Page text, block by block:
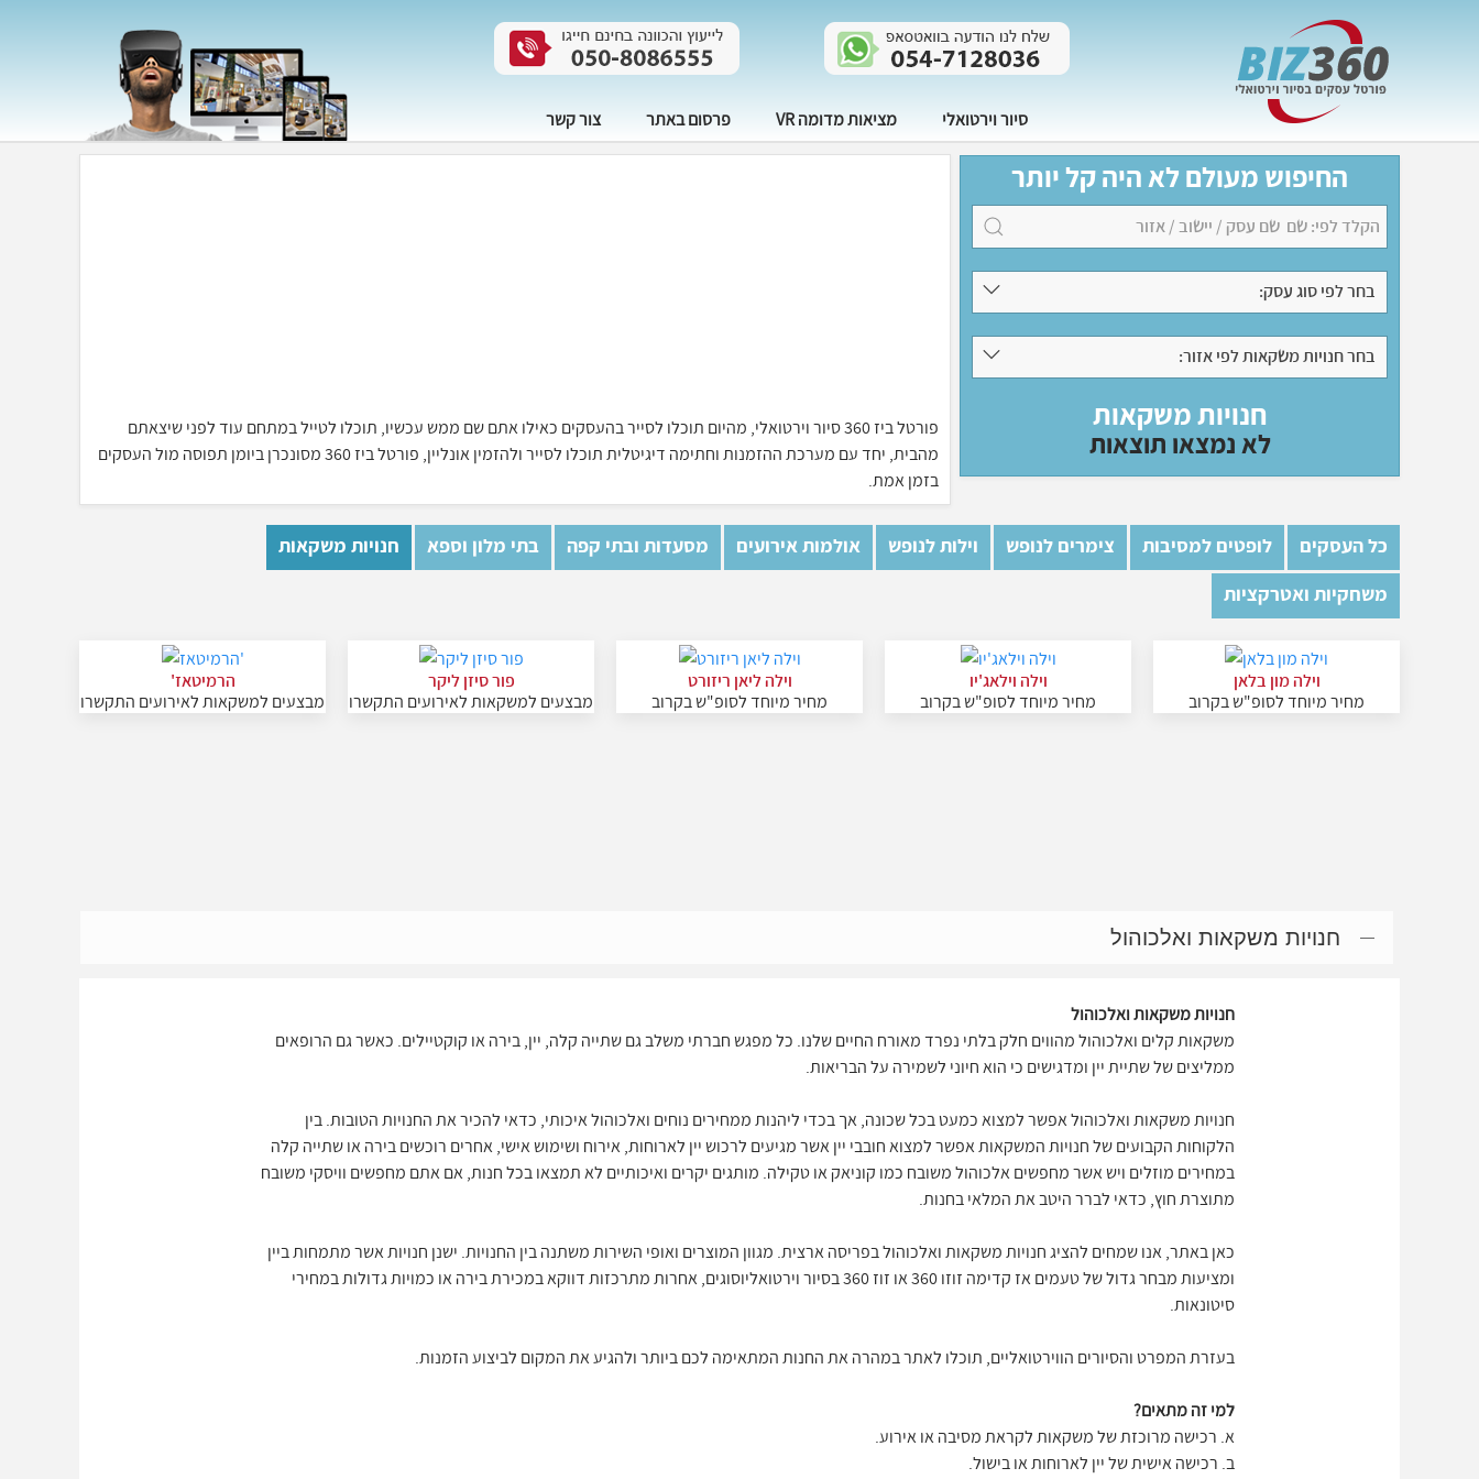
סיור וירטואלי מציאות מדומה VR פרסום באתר צור קשר
פורטל ביז 360 סיור וירטואלי, מהיום תוכלו לסייר בהעסקים כאילו אתם שם ממש עכשיו, תוכלו לטייל במתחם עוד לפני שיצאתם
מהבית, יחד עם מערכת ההזמנות וחתימה דיגיטלית תוכלו לסייר ולהזמין אונליין, פורטל ביז 360 מסונכרן ביומן תפוסה מול העסקים
בזמן אמת.
החיפוש מעולם לא היה קל יותר
בחר לפי סוג עסק:
בחר חנויות משקאות לפי אזור:
חנויות משקאות
לא נמצאו תוצאות
כל העסקים לופטים למסיבות צימרים לנופש וילות לנופש אולמות אירועים מסעדות ובתי קפה בתי מלון וספא
חנויות משקאות
משחקיות ואטרקציות
הרמיטאז'
מבצעים למשקאות לאירועים התקשרו
פור סיזן ליקר
מבצעים למשקאות לאירועים התקשרו
וילה ליאן ריזורט
מחיר מיוחד לסופ"ש בקרוב
וילה וילאג'יו
מחיר מיוחד לסופ"ש בקרוב
וילה מון בלאן
מחיר מיוחד לסופ"ש בקרוב
חנויות משקאות ואלכוהול
חנויות משקאות ואלכוהול
משקאות קלים ואלכוהול מהווים חלק בלתי נפרד מאורח החיים שלנו. כל מפגש חברתי משלב גם שתייה קלה, יין, בירה או קוקטיילים. כאשר גם הרופאים
ממליצים של שתיית יין ומדגישים כי הוא חיוני לשמירה על הבריאות.
חנויות משקאות ואלכוהול אפשר למצוא כמעט בכל שכונה, אך בכדי ליהנות ממחירים נוחים ואלכוהול איכותי, כדאי להכיר את החנויות הטובות. בין
הלקוחות הקבועים של חנויות המשקאות אפשר למצוא חובבי יין אשר מגיעים לרכוש יין לארוחות, אירוח ושימוש אישי, אחרים רוכשים בירה או שתייה קלה
במחירים מוזלים ויש אשר מחפשים אלכוהול משובח כמו קוניאק או טקילה. מותגים יקרים ואיכותיים לא תמצאו בכל חנות, אם אתם מחפשים וויסקי משובח
מתוצרת חוץ, כדאי לברר היטב את המלאי בחנות.
כאן באתר, אנו שמחים להציג חנויות משקאות ואלכוהול בפריסה ארצית. מגוון המוצרים ואופי השירות משתנה בין החנויות. ישנן חנויות אשר מתמחות ביין
ומציעות מבחר גדול של טעמים אז קדימה זוזו 360 או זוז 360 בסיור וירטואליוסוגים, אחרות מתרכזות דווקא במכירת בירה או כמויות גדולות במחירי
סיטונאות.
בעזרת המפרט והסיורים הווירטואליים, תוכלו לאתר במהרה את החנות המתאימה לכם ביותר ולהגיע את המקום לביצוע הזמנות.
למי זה מתאים?
א. רכישה מרוכזת של משקאות לקראת מסיבה או אירוע.
ב. רכישה אישית של יין לארוחות או בישול.